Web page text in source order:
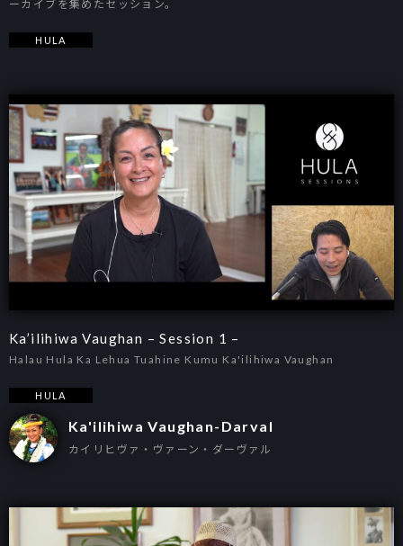
ーカイブを集めたセッション。
HULA
Ka’ilihiwa Vaughan – Session 1 –
Halau Hula Ka Lehua Tuahine Kumu Ka'ilihiwa Vaughan
HULA
Ka'ilihiwa Vaughan-Darval
カイリヒヴァ・ヴァーン・ダーヴァル